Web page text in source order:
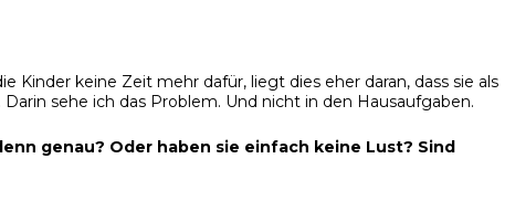
Kinder keine Zeit mehr dafür, liegt dies eher daran, dass sie als
sehe ich das Problem. Und nicht in den Hausaufgaben.
genau? Oder haben sie einfach keine Lust? Sind